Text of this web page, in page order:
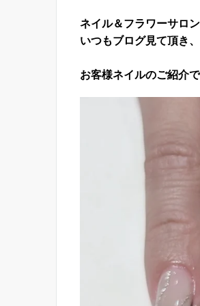
ネイル＆フラワーサロ
いつもブログ見て頂き
お客様ネイルのご紹介